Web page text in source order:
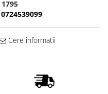
1795
0724539099
Cere informatii